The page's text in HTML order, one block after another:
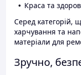
Краса та
Серед категорій,
харчування та
матеріали для
Зручно,